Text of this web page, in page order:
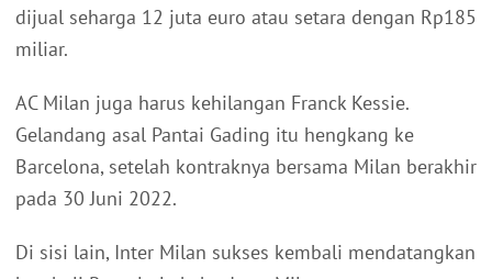
dijual seharga 12 juta euro atau setara dengan Rp185
miliar.
AC Milan juga harus kehilangan Franck Kessie.
Gelandang asal Pantai Gading itu hengkang ke
Barcelona, setelah kontraknya bersama Milan berakhir
pada 30 Juni 2022.
Di sisi lain, Inter Milan sukses kembali mendatangkan